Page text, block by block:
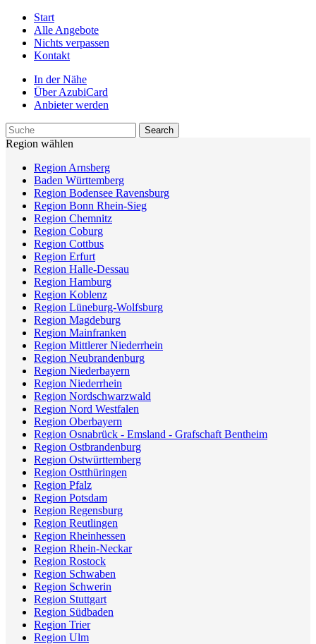
Start
Alle Angebote
Nichts verpassen
Kontakt
In der Nähe
Über AzubiCard
Anbieter werden
Region wählen
Region Arnsberg
Baden Württemberg
Region Bodensee Ravensburg
Region Bonn Rhein-Sieg
Region Chemnitz
Region Coburg
Region Cottbus
Region Erfurt
Region Halle-Dessau
Region Hamburg
Region Koblenz
Region Lüneburg-Wolfsburg
Region Magdeburg
Region Mainfranken
Region Mittlerer Niederrhein
Region Neubrandenburg
Region Niederbayern
Region Niederrhein
Region Nordschwarzwald
Region Nord Westfalen
Region Oberbayern
Region Osnabrück - Emsland - Grafschaft Bentheim
Region Ostbrandenburg
Region Ostwürttemberg
Region Ostthüringen
Region Pfalz
Region Potsdam
Region Regensburg
Region Reutlingen
Region Rheinhessen
Region Rhein-Neckar
Region Rostock
Region Schwaben
Region Schwerin
Region Stuttgart
Region Südbaden
Region Trier
Region Ulm